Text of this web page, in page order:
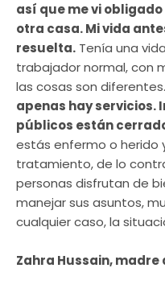
así que me vi
otra casa. Mi vida
resuelta. Tenía una
trabajador normal, con
las cosas son diferentes.
apenas hay servicios.
públicos están
estás enfermo o herido
tratamiento, de lo
personas disfrutan de
manejar sus asuntos,
cualquier caso, la
Zahra Hussain,